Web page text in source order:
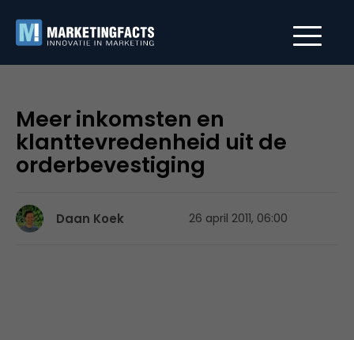
Meer inkomsten en
klanttevredenheid uit de
orderbevestiging
Daan Koek 26 april 2011, 06:00